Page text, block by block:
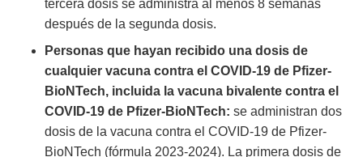
tercera dosis se administra al menos 8 semanas
después de la segunda dosis.
Personas que hayan recibido una dosis de
cualquier vacuna contra el COVID-19 de Pfizer-
BioNTech, incluida la vacuna bivalente contra el
COVID-19 de Pfizer-BioNTech: se administran dos
dosis de la vacuna contra el COVID-19 de Pfizer-
BioNTech (fórmula 2023-2024). La primera dosis de